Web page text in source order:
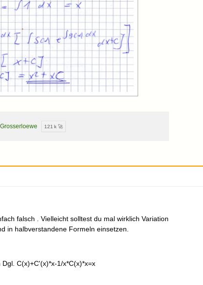
Grosserloewe 121 k 🚀
falsch . Vielleicht solltest du mal wirklich Variation
in halbverstandene Formeln einsetzen.
C(x)+C'(x)*x-1/x*C(x)*x=x